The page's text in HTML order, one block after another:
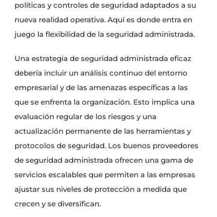
políticas y controles de seguridad adaptados a su
nueva realidad operativa. Aquí es donde entra en
juego la flexibilidad de la seguridad administrada.
Una estrategia de seguridad administrada eficaz
debería incluir un análisis continuo del entorno
empresarial y de las amenazas específicas a las
que se enfrenta la organización. Esto implica una
evaluación regular de los riesgos y una
actualización permanente de las herramientas y
protocolos de seguridad. Los buenos proveedores
de seguridad administrada ofrecen una gama de
servicios escalables que permiten a las empresas
ajustar sus niveles de protección a medida que
crecen y se diversifican.